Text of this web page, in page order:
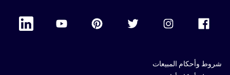
Accor Youtube
Linkedin
شروط وأحكام المبيعات